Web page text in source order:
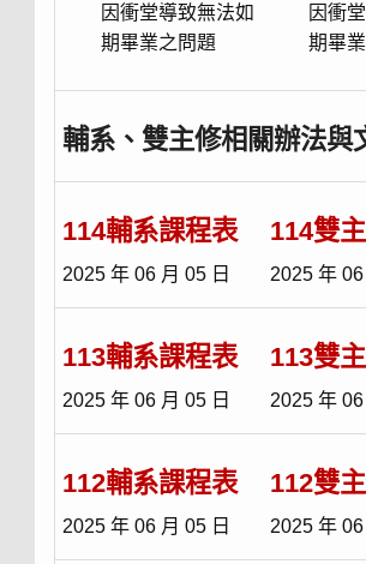
因衝堂導致無法如
期畢業之問題
因衝
期畢
輔系、雙主修相關辦法與
114輔系課程表
2025 年 06 月 05 日
114雙
2025 年 06
113輔系課程表
2025 年 06 月 05 日
113雙
2025 年 06
112輔系課程表
2025 年 06 月 05 日
112雙
2025 年 06